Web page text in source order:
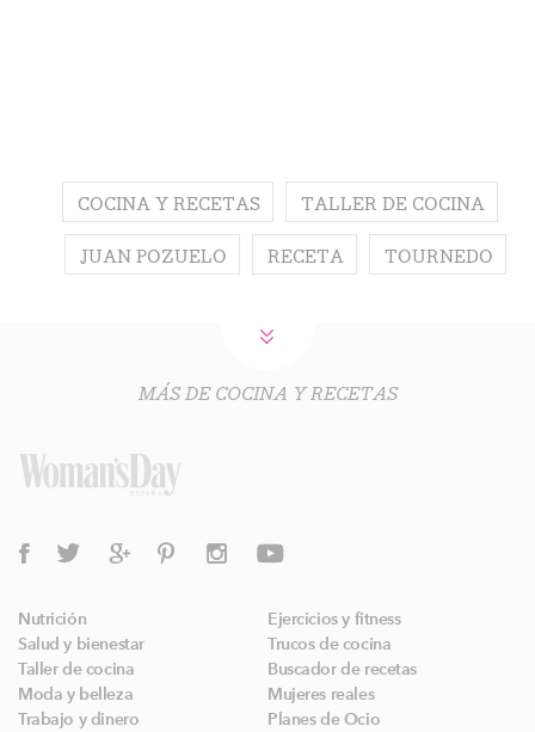
COCINA Y RECETAS TALLER DE COCINA
JUAN POZUELO RECETA TOURNEDO
MÁS DE COCINA Y RECETAS
Nutrición
Ejercicios y fitness
Salud y bienestar
Trucos de cocina
Taller de cocina
Buscador de recetas
Moda y belleza
Mujeres reales
Trabajo y dinero
Planes de Ocio